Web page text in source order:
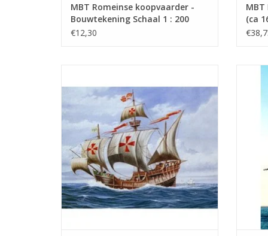
MBT Romeinse koopvaarder -
Bouwtekening Schaal 1 : 200
(10.00.005)
€12,30
(ca
1 : 50
TOEVOEGEN AAN WINKELWAGEN